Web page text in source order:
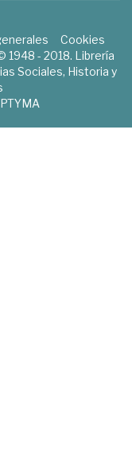
Cookies
1948 - 2018. Librería
Sociales, Historia y